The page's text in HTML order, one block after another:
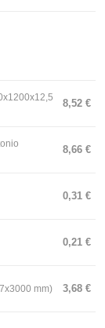
8,52 €
8,66 €
0,31 €
0,21 €
mm) 3,68 €